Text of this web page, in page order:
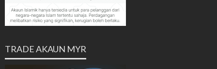
TRADE AKAUN MYR